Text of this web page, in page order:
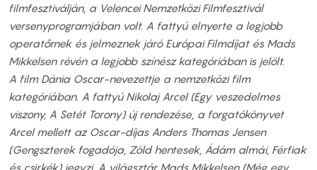
filmfesztiválján, a Velencei Nemzetközi Filmfesztivál
versenyprogramjában volt. A fattyú elnyerte a legjobb
operatőrnek és jelmeznek járó Európai Filmdíjat és Mads
Mikkelsen révén a legjobb színész kategóriában is jelölt.
A film Dánia Oscar-nevezettje a nemzetközi film
kategóriában. A fattyú Nikolaj Arcel (Egy veszedelmes
viszony, A Setét Torony) új rendezése, a forgatókönyvet
Arcel mellett az Oscar-díjas Anders Thomas Jensen
(Gengszterek fogadója, Zöld hentesek, Ádám almái, Férfiak
és csirkék) jegyzi. A világsztár Mads Mikkelsen (Még egy